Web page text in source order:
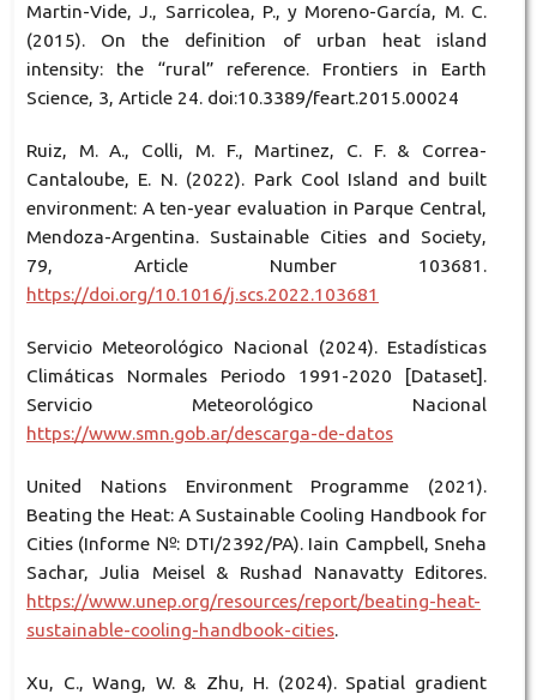
Martin-Vide, J., Sarricolea, P., y Moreno-García, M. C.
(2015). On the definition of urban heat island
intensity: the “rural” reference. Frontiers in Earth
Science, 3, Article 24. doi:10.3389/feart.2015.00024
Ruiz, M. A., Colli, M. F., Martinez, C. F. & Correa-
Cantaloube, E. N. (2022). Park Cool Island and built
environment: A ten-year evaluation in Parque Central,
Mendoza-Argentina. Sustainable Cities and Society,
79, Article Number 103681.
https://doi.org/10.1016/j.scs.2022.103681
Servicio Meteorológico Nacional (2024). Estadísticas
Climáticas Normales Periodo 1991-2020 [Dataset].
Servicio Meteorológico Nacional
https://www.smn.gob.ar/descarga-de-datos
United Nations Environment Programme (2021).
Beating the Heat: A Sustainable Cooling Handbook for
Cities (Informe №: DTI/2392/PA). Iain Campbell, Sneha
Sachar, Julia Meisel & Rushad Nanavatty Editores.
https://www.unep.org/resources/report/beating-heat-
sustainable-cooling-handbook-cities.
Xu, C., Wang, W. & Zhu, H. (2024). Spatial gradient